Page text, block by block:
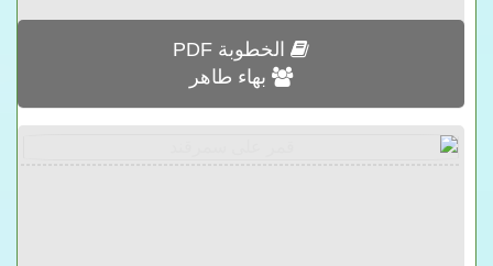
الخطوبة PDF
بهاء طاهر